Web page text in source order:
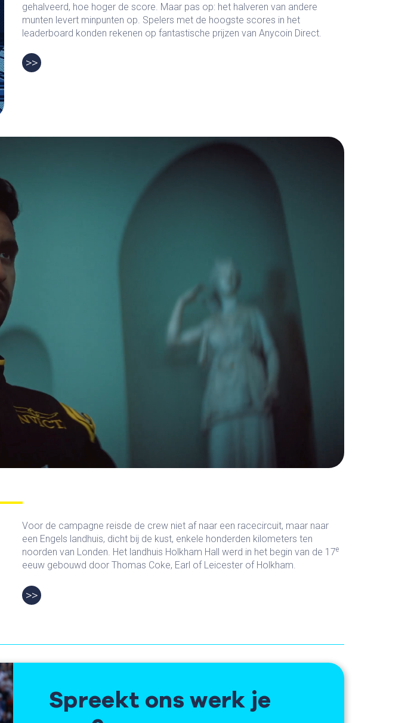
gehalveerd, hoe hoger de score. Maar pas op: het halveren van andere
munten levert minpunten op. Spelers met de hoogste scores in het
leaderboard konden rekenen op fantastische prijzen van Anycoin Direct.
>>
Voor de campagne reisde de crew niet af naar een racecircuit, maar naar
een Engels landhuis, dicht bij de kust, enkele honderden kilometers ten
noorden van Londen. Het landhuis Holkham Hall werd in het begin van de 17e
eeuw gebouwd door Thomas Coke, Earl of Leicester of Holkham.
>>
Spreekt ons werk je